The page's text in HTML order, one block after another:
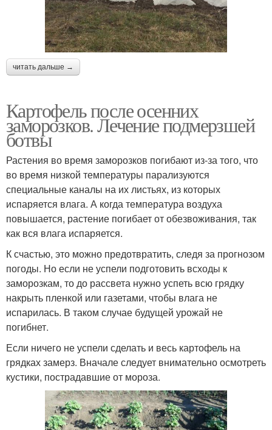
читать дальше →
Картофель после осенних
заморозков. Лечение подмерзшей
ботвы
Растения во время заморозков погибают из-за того, что
во время низкой температуры парализуются
специальные каналы на их листьях, из которых
испаряется влага. А когда температура воздуха
повышается, растение погибает от обезвоживания, так
как вся влага испаряется.
К счастью, это можно предотвратить, следя за прогнозом
погоды. Но если не успели подготовить всходы к
заморозкам, то до рассвета нужно успеть всю грядку
накрыть пленкой или газетами, чтобы влага не
испарилась. В таком случае будущей урожай не
погибнет.
Если ничего не успели сделать и весь картофель на
грядках замерз. Вначале следует внимательно осмотреть
кустики, пострадавшие от мороза.